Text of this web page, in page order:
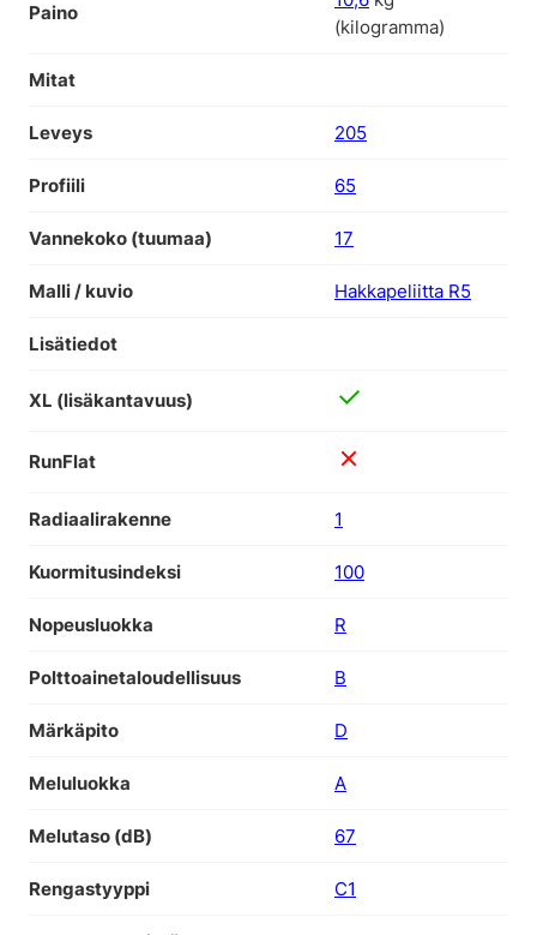
Paino
(kilogramma)
Mitat
Leveys 205
Profiili 65
Vannekoko (tuumaa) 17
Malli / kuvio Hakkapeliitta R5
Lisätiedot
XL (lisäkantavuus)
RunFlat
Radiaalirakenne 1
Kuormitusindeksi 100
Nopeusluokka R
Polttoainetaloudellisuus B
Märkäpito D
Meluluokka A
Melutaso (dB) 67
Rengastyyppi C1